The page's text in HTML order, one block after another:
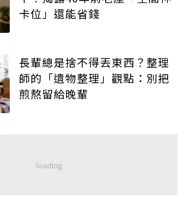
卡位」還能省錢
長輩總是捨不得丟東西？整理
師的「遺物整理」觀點：別把
煎熬留給晚輩